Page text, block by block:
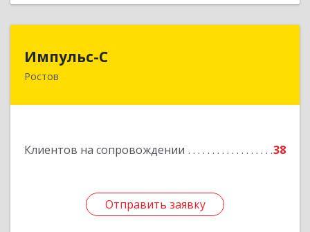
Импульс-С
Ростов
Клиентов на сопровождении 38
Отправить заявку
Отправить заявку